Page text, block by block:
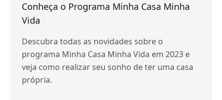
Conheça o Programa Minha Casa Minha
Vida
Descubra todas as novidades sobre o
programa Minha Casa Minha Vida em 2023 e
veja como realizar seu sonho de ter uma casa
própria.